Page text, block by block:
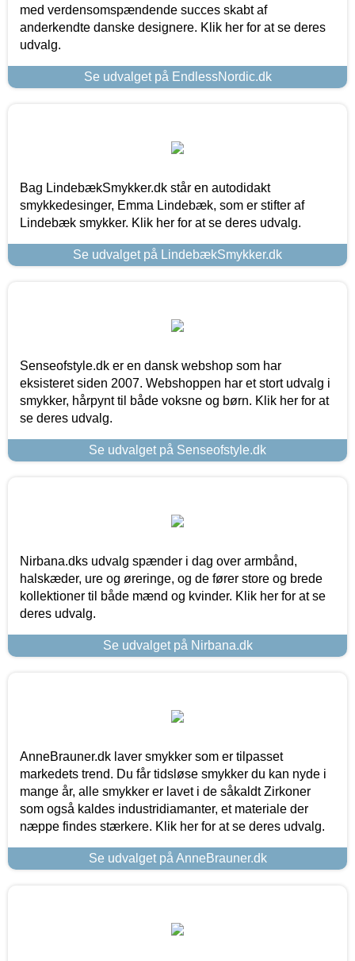
med verdensomspændende succes skabt af
anderkendte danske designere. Klik her for at se deres
udvalg.
Se udvalget på EndlessNordic.dk
Bag LindebækSmykker.dk står en autodidakt
smykkedesinger, Emma Lindebæk, som er stifter af
Lindebæk smykker. Klik her for at se deres udvalg.
Se udvalget på LindebækSmykker.dk
Senseofstyle.dk er en dansk webshop som har
eksisteret siden 2007. Webshoppen har et stort udvalg i
smykker, hårpynt til både voksne og børn. Klik her for at
se deres udvalg.
Se udvalget på Senseofstyle.dk
Nirbana.dks udvalg spænder i dag over armbånd,
halskæder, ure og øreringe, og de fører store og brede
kollektioner til både mænd og kvinder. Klik her for at se
deres udvalg.
Se udvalget på Nirbana.dk
AnneBrauner.dk laver smykker som er tilpasset
markedets trend. Du får tidsløse smykker du kan nyde i
mange år, alle smykker er lavet i de såkaldt Zirkoner
som også kaldes industridiamanter, et materiale der
næppe findes stærkere. Klik her for at se deres udvalg.
Se udvalget på AnneBrauner.dk